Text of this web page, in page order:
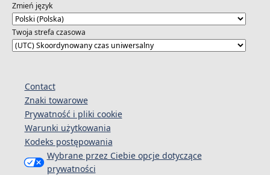
Zmień język
Twoja strefa czasowa
Contact
Znaki towarowe
Prywatność i pliki cookie
Warunki użytkowania
Kodeks postępowania
Wybrane przez Ciebie opcje dotyczące
prywatności